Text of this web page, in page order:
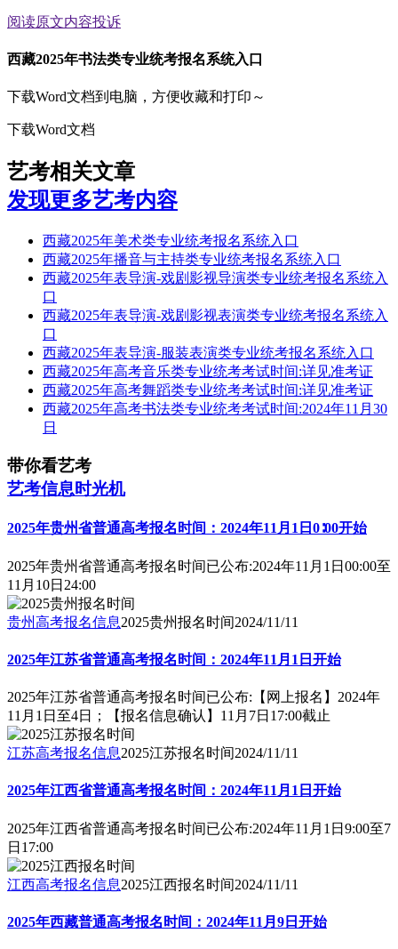
阅读原文内容投诉
西藏2025年书法类专业统考报名系统入口
下载Word文档到电脑，方便收藏和打印～
下载Word文档
艺考相关文章
发现更多艺考内容
西藏2025年美术类专业统考报名系统入口
西藏2025年播音与主持类专业统考报名系统入口
西藏2025年表导演-戏剧影视导演类专业统考报名系统入
口
西藏2025年表导演-戏剧影视表演类专业统考报名系统入
口
西藏2025年表导演-服装表演类专业统考报名系统入口
西藏2025年高考音乐类专业统考考试时间:详见准考证
西藏2025年高考舞蹈类专业统考考试时间:详见准考证
西藏2025年高考书法类专业统考考试时间:2024年11月30
日
带你看艺考
艺考信息时光机
2025年贵州省普通高考报名时间：2024年11月1日0∶00开始
2025年贵州省普通高考报名时间已公布:2024年11月1日00:00至
11月10日24:00
贵州高考报名信息2025贵州报名时间2024/11/11
2025年江苏省普通高考报名时间：2024年11月1日开始
2025年江苏省普通高考报名时间已公布:【网上报名】2024年
11月1日至4日；【报名信息确认】11月7日17:00截止
江苏高考报名信息2025江苏报名时间2024/11/11
2025年江西省普通高考报名时间：2024年11月1日开始
2025年江西省普通高考报名时间已公布:2024年11月1日9:00至7
日17:00
江西高考报名信息2025江西报名时间2024/11/11
2025年西藏普通高考报名时间：2024年11月9日开始